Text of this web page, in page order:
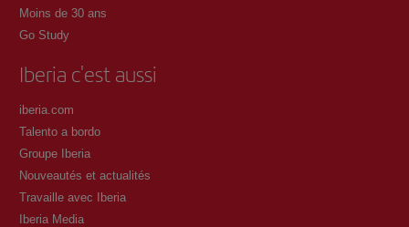
Moins de 30 ans
Go Study
Iberia c'est aussi
iberia.com
Talento a bordo
Groupe Iberia
Nouveautés et actualités
Travaille avec Iberia
Iberia Media